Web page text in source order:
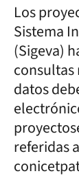
Los
Sistema
(Sigeva)
consultas
datos
referidas